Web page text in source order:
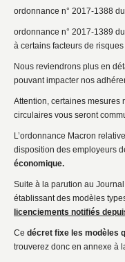
ordonnance n° 2017-1388
ordonnance n° 2017-1389
à certains facteurs de
Nous reviendrons plus en
pouvant impacter nos
Attention, certaines mesures
circulaires vous seront
L’ordonnance Macron
disposition des employeurs
économique.
Suite à la parution au
établissant des modèles
licenciements notifiés
Ce décret fixe les modèles
trouverez donc en annexe à